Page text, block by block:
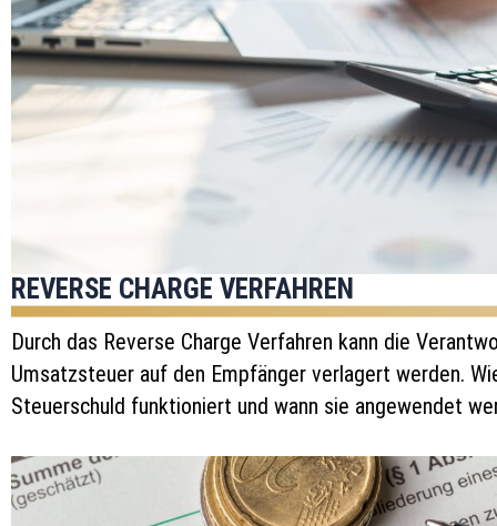
REVERSE CHARGE VERFAHREN
Durch das Reverse Charge Verfahren kann die
Umsatzsteuer auf den Empfänger verlagert werden.
Steuerschuld funktioniert und wann sie angewendet